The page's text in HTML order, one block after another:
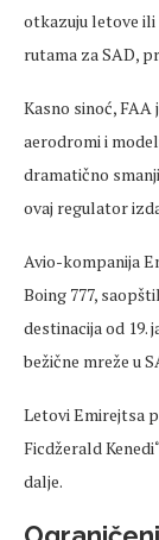
otkazuju letove ili
rutama za SAD,
Kasno sinoć,
aerodromi i
dramatično
ovaj regulator
Avio-kompanija
Boing 777,
destinacija od 19.
bežične mreže u
Letovi Emirejtsa
Ficdžerald
dalje.